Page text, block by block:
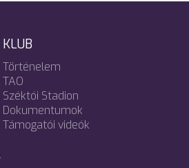
KLUB
Történelem
TAO
Széktói Stadion
Dokumentumok
Támogatói videók